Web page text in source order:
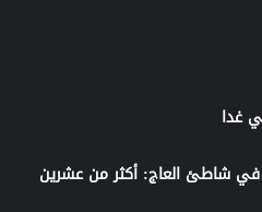
غدا
في شاطئ العاج: أكثر من عشرين